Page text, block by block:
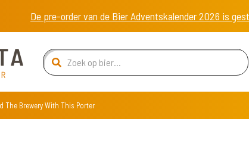
De pre-order van de Bier Adventskalender 2026 is
The Brewery With This Porter